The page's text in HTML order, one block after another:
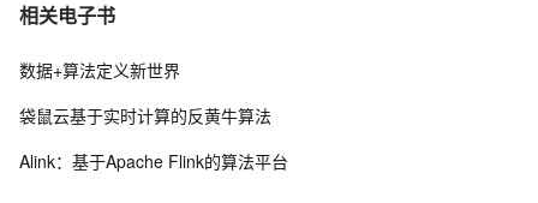
相关电子书
数据+算法定义新世界
袋鼠云基于实时计算的反黄牛算法
Alink：基于Apache Flink的算法平台